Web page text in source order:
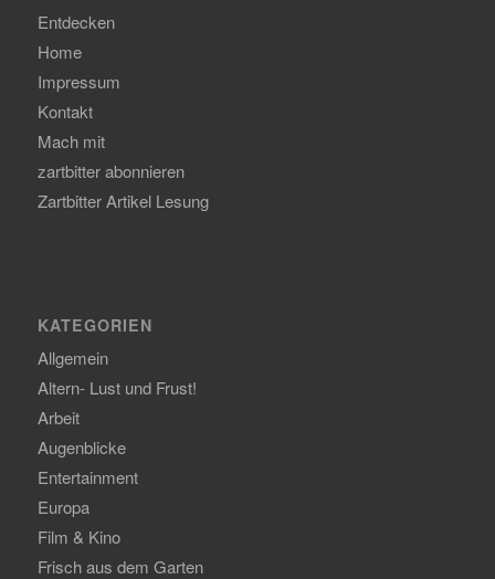
Entdecken
Home
Impressum
Kontakt
Mach mit
zartbitter abonnieren
Zartbitter Artikel Lesung
KATEGORIEN
Allgemein
Altern- Lust und Frust!
Arbeit
Augenblicke
Entertainment
Europa
Film & Kino
Frisch aus dem Garten